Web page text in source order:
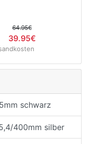
64.95€
39.95€
schwarz
400mm silber